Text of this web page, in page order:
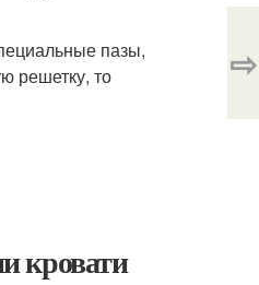
пазы,
решетку, то
кровати
⇨